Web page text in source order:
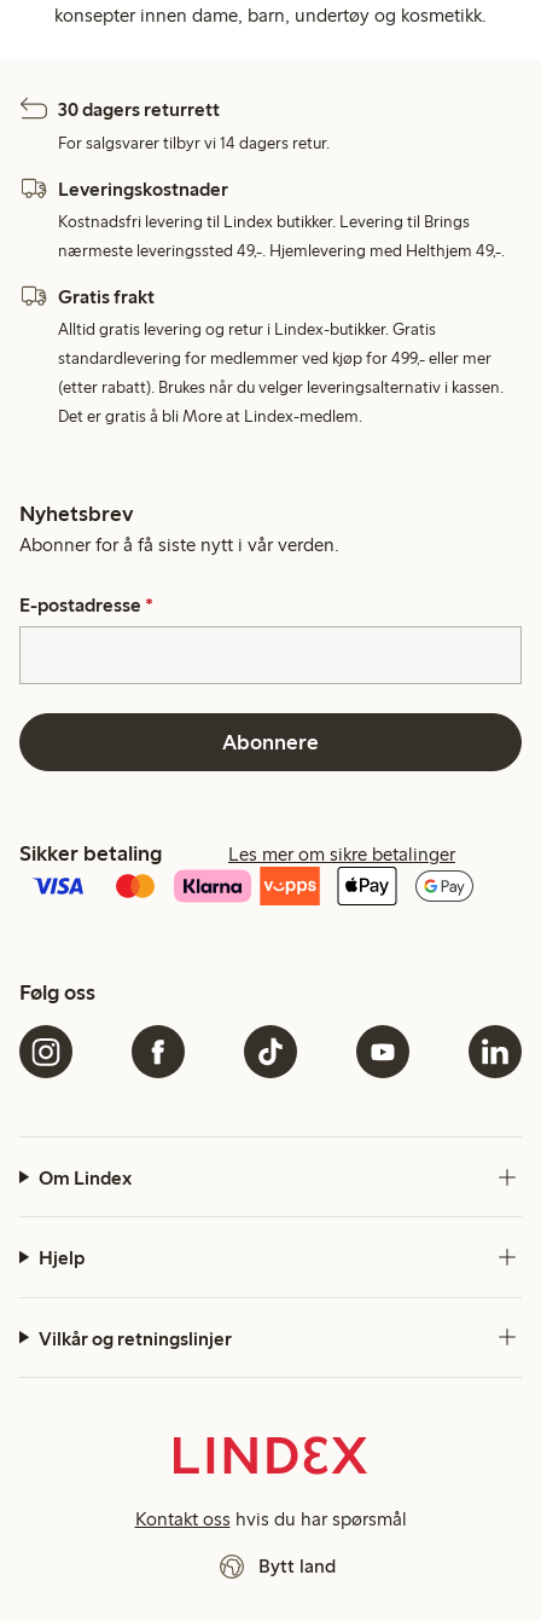
konsepter innen dame, barn, undertøy og kosmetikk.
30 dagers returrett
For salgsvarer tilbyr vi 14 dagers retur.
Leveringskostnader
Kostnadsfri levering til Lindex butikker. Levering til Brings
nærmeste leveringssted 49,-. Hjemlevering med Helthjem 49,-.
Gratis frakt
Alltid gratis levering og retur i Lindex-butikker. Gratis
standardlevering for medlemmer ved kjøp for 499,- eller mer
(etter rabatt). Brukes når du velger leveringsalternativ i kassen.
Det er gratis å bli More at Lindex-medlem.
Nyhetsbrev
Abonner for å få siste nytt i vår verden.
E-postadresse *
Abonnere
Sikker betaling Les mer om sikre betalinger
Følg oss
Om Lindex
Hjelp
Vilkår og retningslinjer
Kontakt oss hvis du har spørsmål
Bytt land